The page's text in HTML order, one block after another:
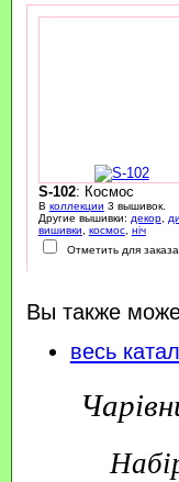
S-102: Космос
В коллекции 3 вышивок.
Другие вышивки: декор,
вишивки
космос, ніч
Отметить для заказа
Вы также
весь